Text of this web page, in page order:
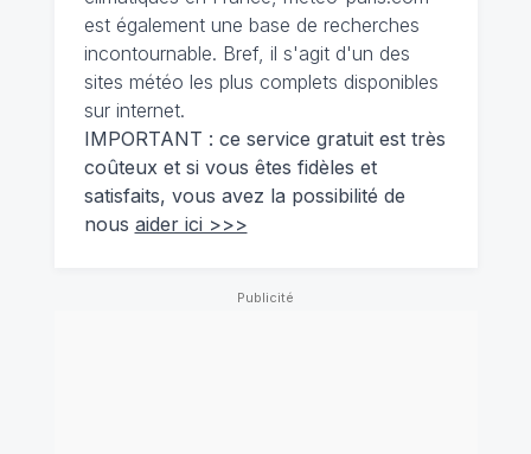
est également une base de recherches
incontournable. Bref, il s'agit d'un des
sites météo les plus complets disponibles
sur internet.
IMPORTANT : ce service gratuit est très
coûteux et si vous êtes fidèles et
satisfaits, vous avez la possibilité de
nous aider ici >>>